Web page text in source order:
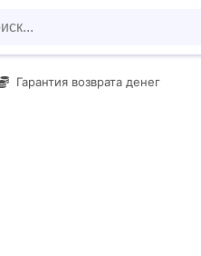
Гарантия возврата денег